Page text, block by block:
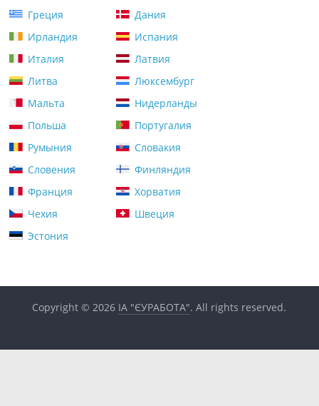
Греция
Дания
Ирландия
Испания
Италия
Латвия
Литва
Люксембург
Мальта
Нидерланды
Польша
Португалия
Румыния
Словакия
Словения
Финляндия
Франция
Хорватия
Чехия
Швеция
Эстония
Copyright © 2026 ІА "ЄУРАБОТА". All rights reserved.